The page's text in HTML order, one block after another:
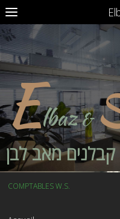
Elbaz&
קבלנים מאב לבן
COMPTABLES W.S.